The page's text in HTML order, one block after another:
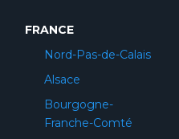
FRANCE
Nord-Pas-de-Calais
Alsace
Bourgogne-
Franche-Comté